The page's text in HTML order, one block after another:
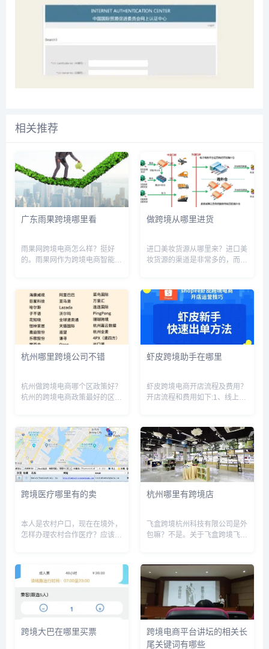
相关推荐
广东雨果跨境哪里看
雨果网跨境电商怎么样？挺好
的。雨果网作为跨境电商智能服
等全球数十家跨境电商平台入
驻。并且在2022年蝉联东南...
做跨境从哪里进货
进口美妆货源从哪里来？进口美
妆货源的渠道是非常多的，而主
的价格是比较贵的因为它有关税
在里面。第二个就是在国内有生
产厂商，然后国外品牌国内生
产，这...
杭州哪里跨境公司不错
杭州做跨境电商哪个区政策好？
杭州的跨境电商政策最好的区是
源和完善的物流网络，政府对跨
境电商的支持力度也较大，给予
企业更多的政策扶持和优惠政
策。此...
虾皮跨境助手在哪里
虾皮跨境电商开店流程及费用？
开店流程和费用如下:1、线上申
驻申请记录页面注册店铺(品牌
卖家除外 ，审核通过之前店铺
无销售权。3、资质审核初审5
个...
跨境医疗哪里有的卖
本人是农村户口，现在在境外，
怎样办理农村合作医疗？应该可
农村本村现在建有一个微信群，
们就...
杭州哪里有跨境店
飞盒跨境杭州科技有限公司是外
包嘛？不是。关于飞盒跨境飞盒
州，核心团队成员来自连连支
付、执御、阿里、京东、
PingPong等大型互联网企业以
跨境大巴在哪里买票
跨境电商平台讲坛的相关长
尾关键词有哪些